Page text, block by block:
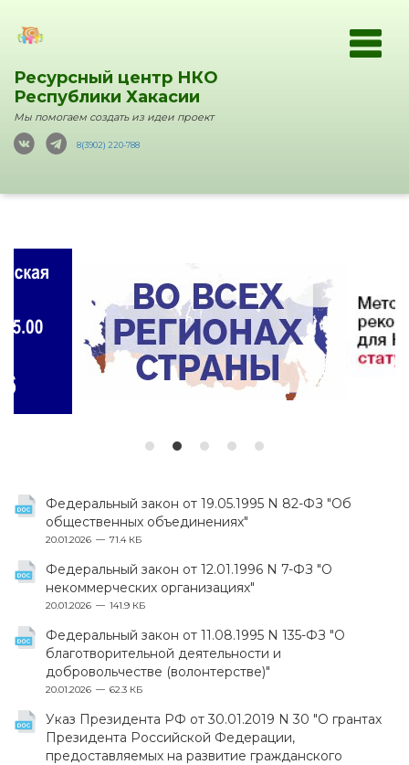
Ресурсный центр НКО
Республики Хакасии
Мы помогаем создать из идеи проект
8(3902) 220-788
Федеральный закон от 19.05.1995 N 82-ФЗ "Об
общественных объединениях"
20.01.2026 71.4 КБ
Федеральный закон от 12.01.1996 N 7-ФЗ "О
некоммерческих организациях"
20.01.2026 141.9 КБ
Федеральный закон от 11.08.1995 N 135-ФЗ "О
благотворительной деятельности и
добровольчестве (волонтерстве)"
20.01.2026 62.3 КБ
Указ Президента РФ от 30.01.2019 N 30 "О грантах
Президента Российской Федерации,
предоставляемых на развитие гражданского